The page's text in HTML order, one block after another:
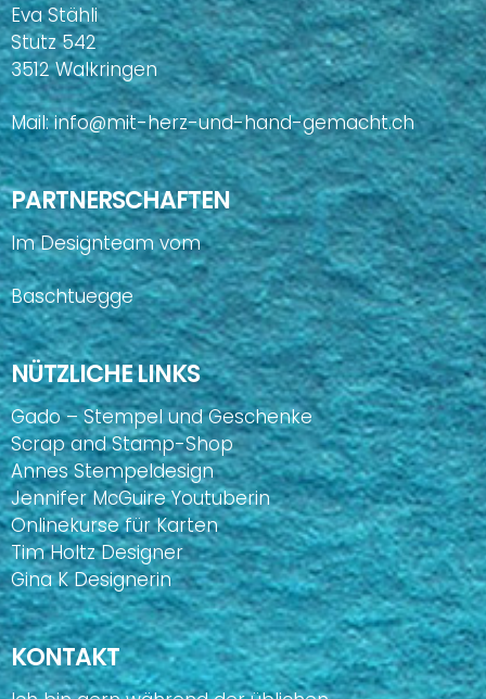
Eva Stähli
Stutz 542
3512 Walkringen
Mail:info@mit-herz-und-hand-gemacht.ch
PARTNERSCHAFTEN
Im Designteam vom
Baschtuegge
NÜTZLICHE LINKS
Gado – Stempel und Geschenke
Scrap and Stamp-Shop
Annes Stempeldesign
Jennifer McGuire Youtuberin
Onlinekurse für Karten
Tim Holtz Designer
Gina K Designerin
KONTAKT